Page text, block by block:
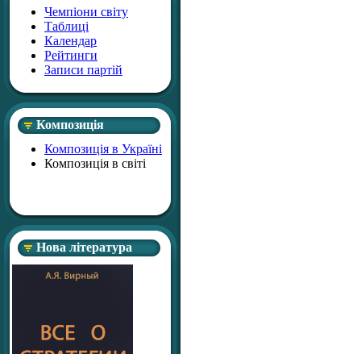
Чемпіони світу
Таблиці
Календар
Рейтинги
Записи партій
Композиція
Композиція в Україні
Композиція в світі
Нова література